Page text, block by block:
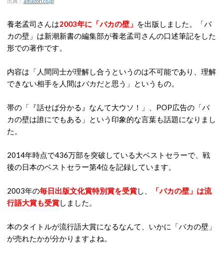
養老孟司さんは2003年に「バカの壁」 を出版しました。「バ
カの壁」は新潮新書の編集部が養老孟司さんの口述筆記をした
形での著作です。
内容は「人間同士が理解し合うというのは不可能であり、理解
できない相手を人間はバカだと思う」というもの。
帯の「『話せば分かる』なんて大ウソ！」、POP広告の「バ
カの壁は誰にでもある」という印象的な言葉も話題になりまし
た。
2014年時点で436万部を突破している大ベストセラーで、戦
後の日本のベストセラー第4位を記録しています。
2003年の毎日出版文化賞特別賞を受賞し、
「バカの壁」は流
行語大賞も受賞しました。
本のタイトルが流行語大賞になるなんて、いかに「バカの壁」
が売れたかが分かりますよね。